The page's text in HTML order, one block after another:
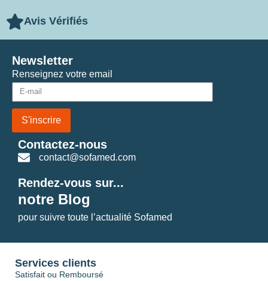
Avis Vérifiés
Renseignez votre email
S'inscrire
Newsletter
Contactez-nous
contact@sofamed.com
Rendez-vous sur...
notre Blog
pour suivre toute l’actualité Sofamed
Services clients
Satisfait ou Remboursé